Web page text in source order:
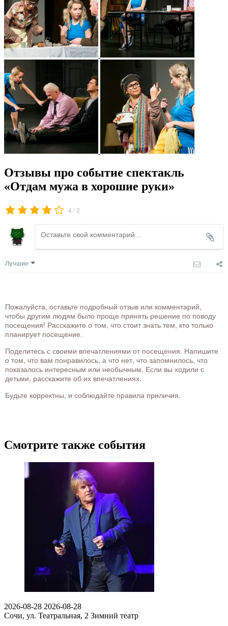
Отзывы про событие спектакль
«Отдам мужа в хорошие руки»
4 /2
Лучшие
Пожалуйста, оставьте подробный отзыв или комментарий,
чтобы другим людям было проще принять решение по поводу
посещения! Расскажите о том, что стоит знать тем, кто только
планирует посещение.
Поделитесь с своими впечатлениями от посещения. Напишите
о том, что вам понравилось, а что нет, что запомнилось, что
показалось интересным или необычным. Если вы ходили с
детьми, расскажите об их впечатлениях.
Будьте корректны, и соблюдайте правила приличия.
Смотрите также события
2026-08-28 2026-08-28
Сочи, ул. Театральная, 2 Зимний театр